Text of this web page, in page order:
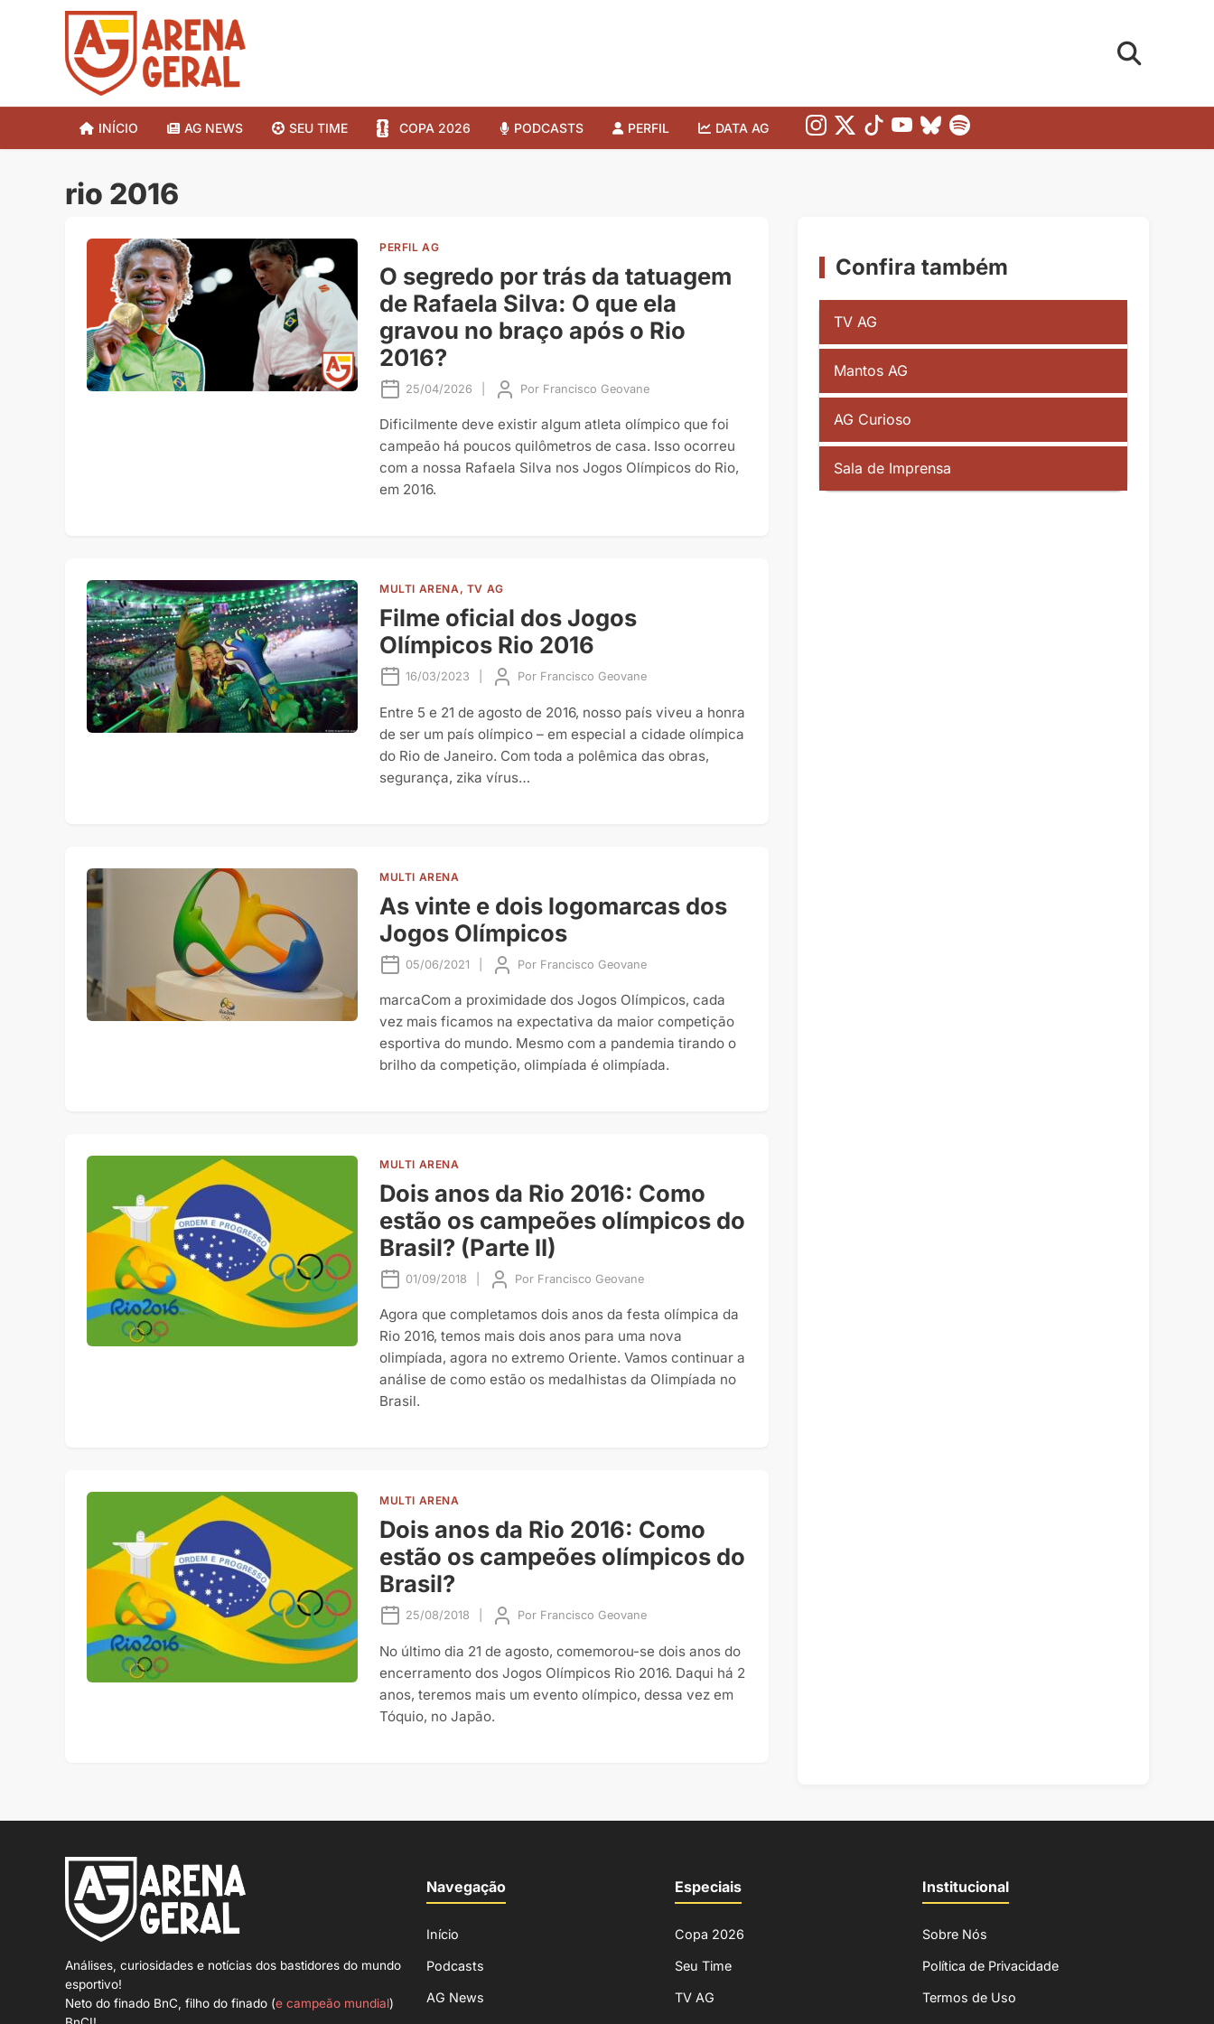
INÍCIO AG NEWS SEU TIME COPA 2026 PODCASTS PERFIL DATA AG
rio 2016
PERFIL AG
O segredo por trás da tatuagem
de Rafaela Silva: O que ela
gravou no braço após o Rio
2016?
25/04/2026 Por Francisco Geovane
Dificilmente deve existir algum atleta olímpico que foi
campeão há poucos quilômetros de casa. Isso ocorreu
com a nossa Rafaela Silva nos Jogos Olímpicos do Rio,
em 2016.
MULTI ARENA, TV AG
Filme oficial dos Jogos
Olímpicos Rio 2016
16/03/2023 Por Francisco Geovane
Entre 5 e 21 de agosto de 2016, nosso país viveu a honra
de ser um país olímpico – em especial a cidade olímpica
do Rio de Janeiro. Com toda a polêmica das obras,
segurança, zika vírus…
MULTI ARENA
As vinte e dois logomarcas dos
Jogos Olímpicos
05/06/2021 Por Francisco Geovane
marcaCom a proximidade dos Jogos Olímpicos, cada
vez mais ficamos na expectativa da maior competição
esportiva do mundo. Mesmo com a pandemia tirando o
brilho da competição, olimpíada é olimpíada.
MULTI ARENA
Dois anos da Rio 2016: Como
estão os campeões olímpicos do
Brasil? (Parte II)
01/09/2018 Por Francisco Geovane
Agora que completamos dois anos da festa olímpica da
Rio 2016, temos mais dois anos para uma nova
olimpíada, agora no extremo Oriente. Vamos continuar a
análise de como estão os medalhistas da Olimpíada no
Brasil.
MULTI ARENA
Dois anos da Rio 2016: Como
estão os campeões olímpicos do
Brasil?
25/08/2018 Por Francisco Geovane
No último dia 21 de agosto, comemorou-se dois anos do
encerramento dos Jogos Olímpicos Rio 2016. Daqui há 2
anos, teremos mais um evento olímpico, dessa vez em
Tóquio, no Japão.
Confira também
TV AG
Mantos AG
AG Curioso
Sala de Imprensa
Análises, curiosidades e notícias dos bastidores do mundo
esportivo!
Neto do finado BnC, filho do finado (e campeão mundial)
Navegação
Início
Podcasts
AG News
Especiais
Copa 2026
Seu Time
TV AG
Institucional
Sobre Nós
Política de Privacidade
Termos de Uso